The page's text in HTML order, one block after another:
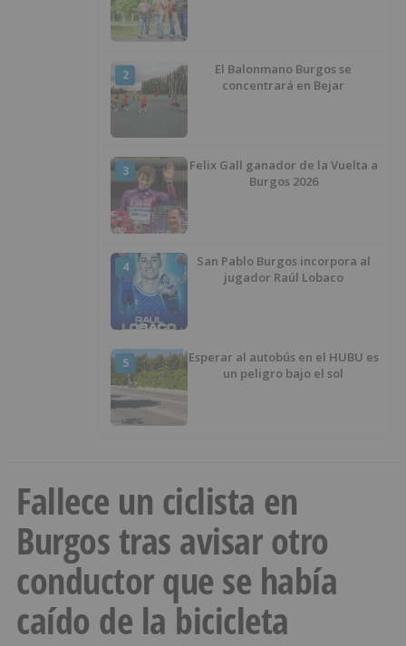
2
El Balonmano Burgos se
concentrará en Bejar
3
Felix Gall ganador de la Vuelta a
Burgos 2026
4
San Pablo Burgos incorpora al
jugador Raúl Lobaco
5
Esperar al autobús en el HUBU es
un peligro bajo el sol
Fallece un ciclista en
Burgos tras avisar otro
conductor que se había
caído de la bicicleta